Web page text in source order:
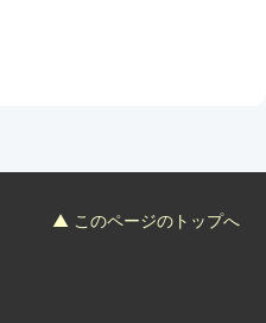
▲ このページのトップへ